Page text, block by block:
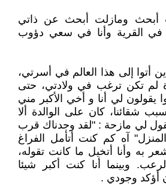
أبحث ومازلت أبحث عن ذاتي
في القرية وأنا في سعي دؤوب
أتوا إلى هذا العالم في أسرتي،
لم تكن ترغب في ولادتي، حتى
يقولون لي أنا و أخي الأكبر مني
سبب شقائنا، كان على الوالدة ألا
لي مازحة : "لقد وجدناك قرب
آه كم كنت أتأمل الفراغ
به وأنا أتخيل ما كانت تقوله،
وبينما أنا كنت أكبر شيئا
أؤكد وجودي .